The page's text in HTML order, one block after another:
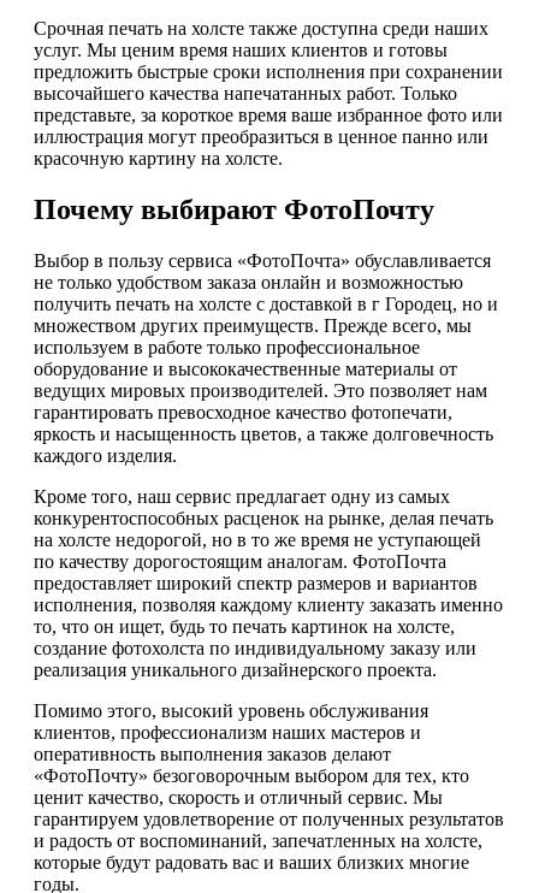
Срочная печать на холсте также доступна среди наших
услуг. Мы ценим время наших клиентов и готовы
предложить быстрые сроки исполнения при сохранении
высочайшего качества напечатанных работ. Только
представьте, за короткое время ваше избранное фото или
иллюстрация могут преобразиться в ценное панно или
красочную картину на холсте.
Почему выбирают ФотоПочту
Выбор в пользу сервиса «ФотоПочта» обуславливается
не только удобством заказа онлайн и возможностью
получить печать на холсте с доставкой в г Городец, но и
множеством других преимуществ. Прежде всего, мы
используем в работе только профессиональное
оборудование и высококачественные материалы от
ведущих мировых производителей. Это позволяет нам
гарантировать превосходное качество фотопечати,
яркость и насыщенность цветов, а также долговечность
каждого изделия.
Кроме того, наш сервис предлагает одну из самых
конкурентоспособных расценок на рынке, делая печать
на холсте недорогой, но в то же время не уступающей
по качеству дорогостоящим аналогам. ФотоПочта
предоставляет широкий спектр размеров и вариантов
исполнения, позволяя каждому клиенту заказать именно
то, что он ищет, будь то печать картинок на холсте,
создание фотохолста по индивидуальному заказу или
реализация уникального дизайнерского проекта.
Помимо этого, высокий уровень обслуживания
клиентов, профессионализм наших мастеров и
оперативность выполнения заказов делают
«ФотоПочту» безоговорочным выбором для тех, кто
ценит качество, скорость и отличный сервис. Мы
гарантируем удовлетворение от полученных результатов
и радость от воспоминаний, запечатленных на холсте,
которые будут радовать вас и ваших близких многие
годы.